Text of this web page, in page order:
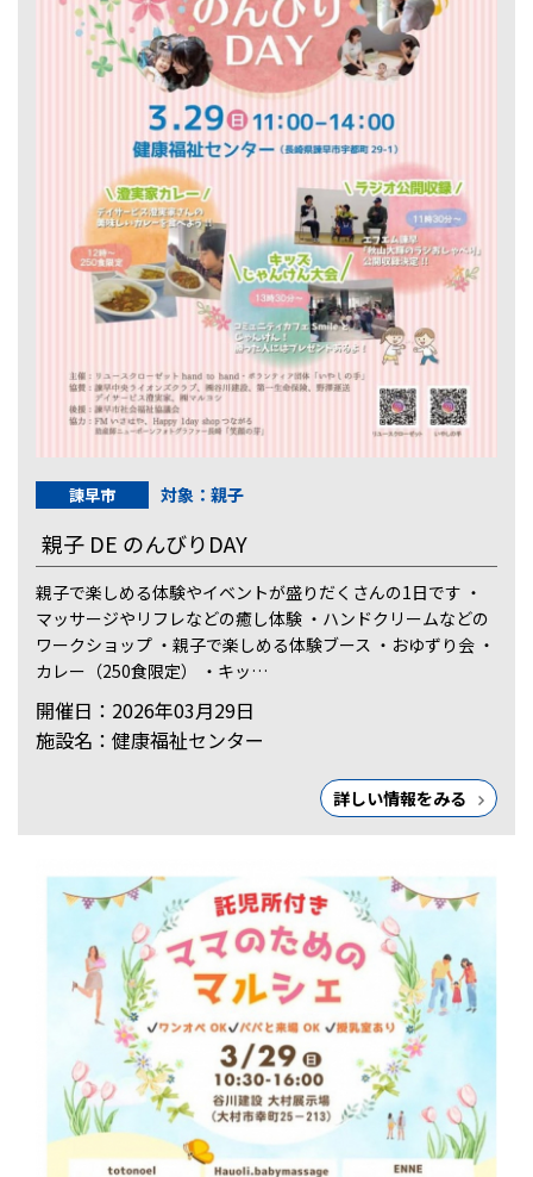
諫早市 対象：親子
親子 DE のんびりDAY
親子で楽しめる体験やイベントが盛りだくさんの1日です ・
マッサージやリフレなどの癒し体験 ・ハンドクリームなどの
ワークショップ ・親子で楽しめる体験ブース ・おゆずり会 ・
カレー（250食限定） ・キッ…
開催日：2026年03月29日
施設名：健康福祉センター
詳しい情報をみる